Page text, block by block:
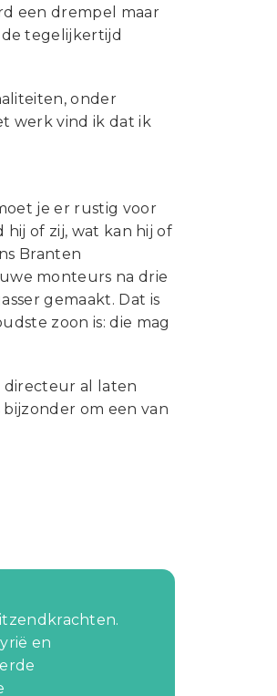
een drempel maar
tegelijkertijd
onder
werk vind ik dat ik
je er rustig voor
of zij, wat kan hij of
Branten
monteurs na drie
gemaakt. Dat is
zoon is: die mag
directeur al laten
om een van
en